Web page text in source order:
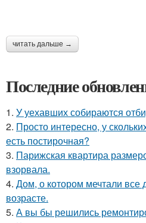
читать дальше →
Последние
1. У уехавших собираются
2. Просто интересно, у
есть постирочная?
3. Парижская квартира
взорвала.
4. Дом, о котором мечтали все
возрасте.
5. А вы бы решились